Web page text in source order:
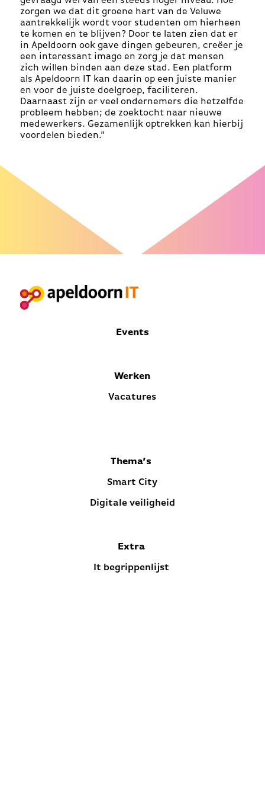
zorgen we dat dit groene hart van de Veluwe
aantrekkelijk wordt voor studenten om hierheen
te komen en te blijven? Door te laten zien dat er
in Apeldoorn ook gave dingen gebeuren, creëer je
een interessant imago en zorg je dat mensen
zich willen binden aan deze stad. Een platform
als Apeldoorn IT kan daarin op een juiste manier
en voor de juiste doelgroep, faciliteren.
Daarnaast zijn er veel ondernemers die hetzelfde
probleem hebben; de zoektocht naar nieuwe
medewerkers. Gezamenlijk optrekken kan hierbij
voordelen bieden.”
Events
Werken
Vacatures
Thema’s
Smart City
Digitale veiligheid
Extra
It begrippenlijst